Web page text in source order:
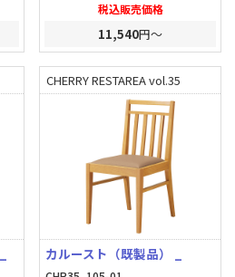
税込販売価格
11,540円～
CHERRY RESTAREA vol.35
カルースト（既製品） _